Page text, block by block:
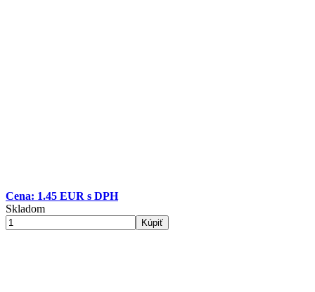
Cena: 1.45 EUR s DPH
Skladom
Kúpiť